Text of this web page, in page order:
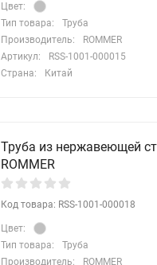
Цвет:
Тип товара:
Труба
Производитель:
ROMMER
Артикул:
RSS-1001-000015
Страна:
Китай
Труба из нержавеющей
ROMMER
Код товара: RSS-1001-000018
Цвет:
Тип товара:
Труба
Производитель:
ROMMER